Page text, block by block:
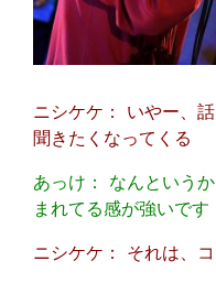
ニシケケ： いやー、
聞きたくなってくる
あっけ： なんという
まれてる感が強いです
ニシケケ： それは、